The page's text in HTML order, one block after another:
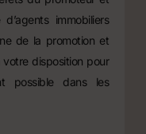
immobiliers
de la promotion et
disposition pour
possible dans les